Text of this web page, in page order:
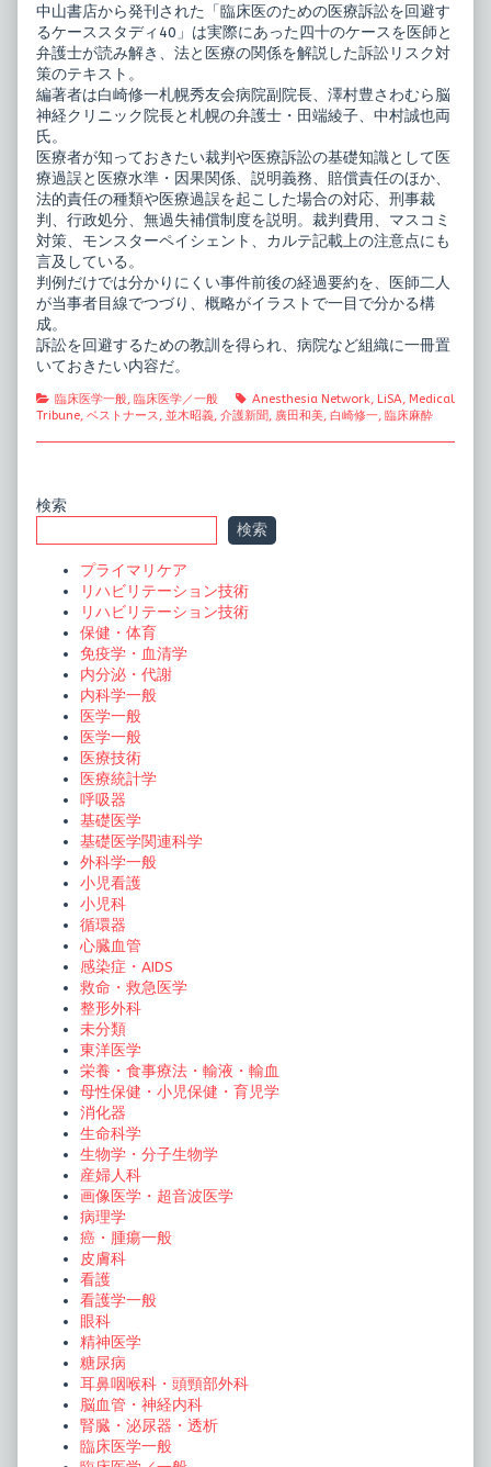
中山書店から発刊された「臨床医のための医療訴訟を回避す
るケーススタディ40」は実際にあった四十のケースを医師と
弁護士が読み解き、法と医療の関係を解説した訴訟リスク対
策のテキスト。
編著者は白崎修一札幌秀友会病院副院長、澤村豊さわむら脳
神経クリニック院長と札幌の弁護士・田端綾子、中村誠也両
氏。
医療者が知っておきたい裁判や医療訴訟の基礎知識として医
療過誤と医療水準・因果関係、説明義務、賠償責任のほか、
法的責任の種類や医療過誤を起こした場合の対応、刑事裁
判、行政処分、無過失補償制度を説明。裁判費用、マスコミ
対策、モンスターペイシェント、カルテ記載上の注意点にも
言及している。
判例だけでは分かりにくい事件前後の経過要約を、医師二人
が当事者目線でつづり、概略がイラストで一目で分かる構
成。
訴訟を回避するための教訓を得られ、病院など組織に一冊置
いておきたい内容だ。
Categories
臨床医学一般, 臨床医学／一般 Tags
Anesthesia Network, LiSA, Medical
Tribune, ベストナース, 並木昭義, 介護新聞, 廣田和美, 白崎修一, 臨床麻酔
Primary
Sidebar
検索
検索
プライマリケア
リハビリテーション技術
リハビリテーション技術
保健・体育
免疫学・血清学
内分泌・代謝
内科学一般
医学一般
医学一般
医療技術
医療統計学
呼吸器
基礎医学
基礎医学関連科学
外科学一般
小児看護
小児科
循環器
心臓血管
感染症・AIDS
救命・救急医学
整形外科
未分類
東洋医学
栄養・食事療法・輸液・輸血
母性保健・小児保健・育児学
消化器
生命科学
生物学・分子生物学
産婦人科
画像医学・超音波医学
病理学
癌・腫瘍一般
皮膚科
看護
看護学一般
眼科
精神医学
糖尿病
耳鼻咽喉科・頭頸部外科
脳血管・神経内科
腎臓・泌尿器・透析
臨床医学一般